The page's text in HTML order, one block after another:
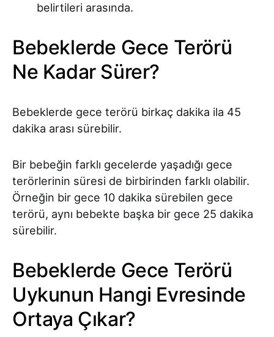
belirtileri arasında.
Bebeklerde Gece Terörü
Ne Kadar Sürer?
Bebeklerde gece terörü birkaç dakika ila 45
dakika arası sürebilir.
Bir bebeğin farklı gecelerde yaşadığı gece
terörlerinin süresi de birbirinden farklı olabilir.
Örneğin bir gece 10 dakika sürebilen gece
terörü, aynı bebekte başka bir gece 25 dakika
sürebilir.
Bebeklerde Gece Terörü
Uykunun Hangi Evresinde
Ortaya Çıkar?